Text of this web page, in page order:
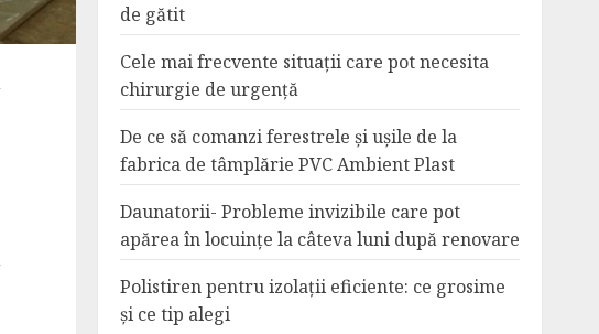
de gătit
Cele mai frecvente situații care pot necesita
chirurgie de urgență
De ce să comanzi ferestrele și ușile de la
fabrica de tâmplărie PVC Ambient Plast
Daunatorii- Probleme invizibile care pot
apărea în locuințe la câteva luni după renovare
Polistiren pentru izolații eficiente: ce grosime
și ce tip alegi